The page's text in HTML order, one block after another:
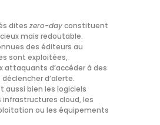
dites zero-dayconstituent
mais redoutable.
des éditeurs au
sont exploitées,
d’accéder à des
d’alerte.
aussi bien les logiciels
cloud, les
ou les équipements